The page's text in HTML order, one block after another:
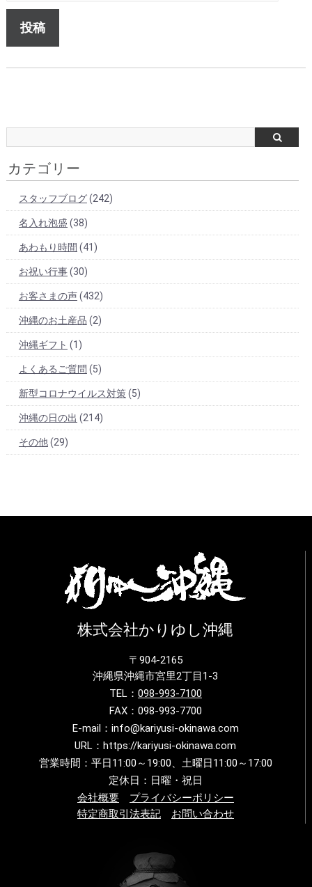
カテゴリー
スタッフブログ(242)
名入れ泡盛 (38)
あわもり時間 (41)
お祝い行事(30)
お客さまの声(432)
沖縄のお土産品 (2)
沖縄ギフト (1)
よくあるご質問 (5)
新型コロナウイルス対策(5)
沖縄の日の出 (214)
その他(29)
株式会社かりゆし沖縄
〒904-2165
沖縄県沖縄市宮里2丁目1-3
TEL： 098-993-7100
FAX：098-993-7700
E-mail：info@kariyusi-okinawa.com
URL：https://kariyusi-okinawa.com
営業時間：平日11:00～19:00、土曜日11:00～17:00
定休日：日曜・祝日
会社概要
プライバシーポリシー
特定商取引法表記
お問い合わせ